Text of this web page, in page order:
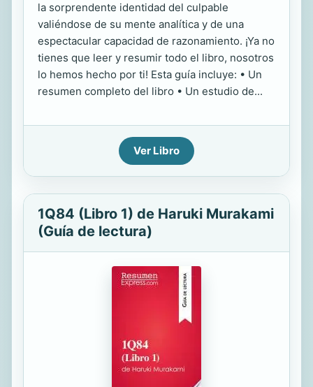
la sorprendente identidad del culpable
valiéndose de su mente analítica y de una
espectacular capacidad de razonamiento. ¡Ya no
tienes que leer y resumir todo el libro, nosotros
lo hemos hecho por ti! Esta guía incluye: • Un
resumen completo del libro • Un estudio de...
Ver Libro
1Q84 (Libro 1) de Haruki Murakami
(Guía de lectura)